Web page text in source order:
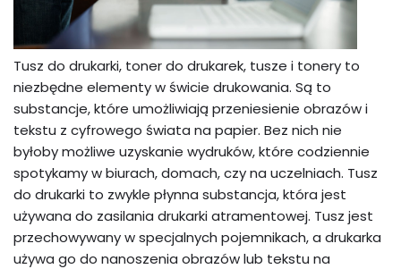
Tusz do drukarki, toner do drukarek, tusze i tonery to
niezbędne elementy w świcie drukowania. Są to
substancje, które umożliwiają przeniesienie obrazów i
tekstu z cyfrowego świata na papier. Bez nich nie
byłoby możliwe uzyskanie wydruków, które codziennie
spotykamy w biurach, domach, czy na uczelniach. Tusz
do drukarki to zwykle płynna substancja, która jest
używana do zasilania drukarki atramentowej. Tusz jest
przechowywany w specjalnych pojemnikach, a drukarka
używa go do nanoszenia obrazów lub tekstu na